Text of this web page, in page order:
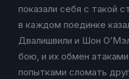
показали себя с такой
в каждом поединке
Двалишвили и Шон
бою, и их обмен
попытками сломать